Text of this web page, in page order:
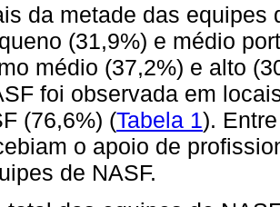
da metade das
(31,9%) e médio
médio (37,2%) e alto
foi observada em
(76,6%) (Tabela 1).
o apoio de
de NASF.